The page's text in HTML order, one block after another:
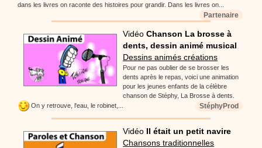
dans les livres on raconte des histoires pour grandir. Dans les livres on...
Partenaire
Vidéo Chanson La brosse à
dents, dessin animé musical
Dessins animés créations
Pour ne pas oublier de se brosser les
dents après le repas, voici une animation
pour les jeunes enfants de la célèbre
chanson de Stéphy, La Brosse à dents.
On y retrouve, l'eau, le robinet,...
StéphyProd
Vidéo Il était un petit navire
Chansons traditionnelles